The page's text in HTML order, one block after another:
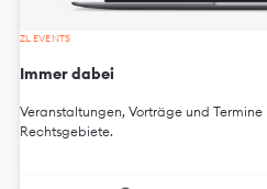
ZL EVENTS
Immer dabei
Veranstaltungen, Vorträge und
Rechtsgebiete.